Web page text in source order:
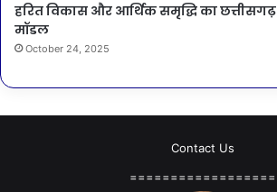
हरित विकास और आर्थिक समृद्धि का छत्तीसगढ़
मॉडल
October 24, 2025
Contact Us
==================